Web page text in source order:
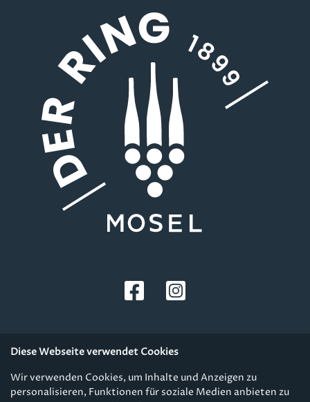
Diese Webseite verwendet Cookies
Wir verwenden Cookies, um Inhalte und Anzeigen zu
personalisieren, Funktionen für soziale Medien anbieten zu